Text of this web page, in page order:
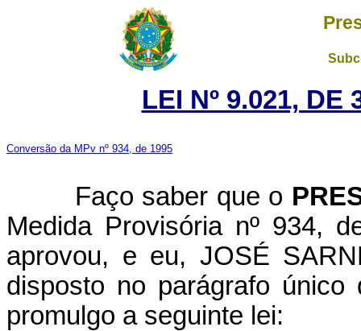
LEI Nº 9.021, DE
Conversão da MPv nº 934, de 1995
Faço saber que o
Medida Provisória nº 934,
aprovou, e eu, JOSÉ
disposto no parágrafo
promulgo a seguinte lei: